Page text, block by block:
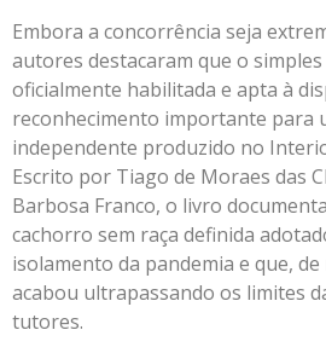
Embora a concorrência seja
autores destacaram que o
oficialmente habilitada e apta à
reconhecimento importante para
independente produzido no
Escrito por Tiago de Moraes das
Barbosa Franco, o livro
cachorro sem raça definida
isolamento da pandemia e que,
acabou ultrapassando os limites
tutores.